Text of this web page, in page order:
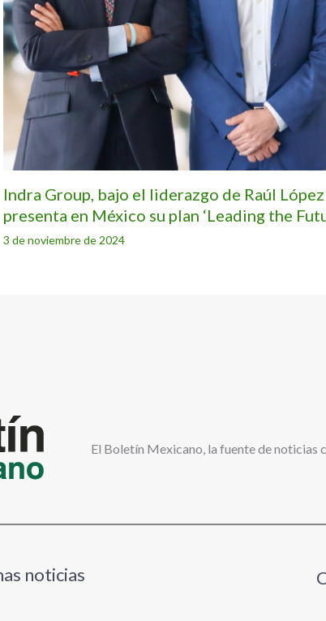
Indra Group, bajo el liderazgo de Raúl López
presenta en México su plan ‘Leading the
3 de noviembre de 2024
El Boletín Mexicano, la fuente de noticias
noticias